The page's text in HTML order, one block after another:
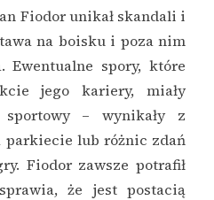
Fiodor unikał skandali i
na boisku i poza nim
Ewentualne spory, które
jego kariery, miały
sportowy – wynikały z
lub różnic zdań
Fiodor zawsze potrafił
że jest postacią